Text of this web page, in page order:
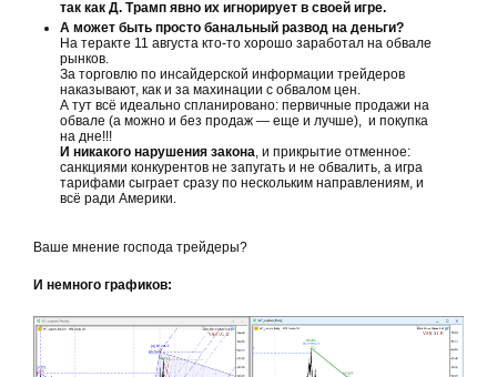
так как Д. Трамп явно их игнорирует в своей игре.
А может быть просто банальный развод на деньги?
На теракте 11 августа кто-то хорошо заработал на обвале
рынков.
За торговлю по инсайдерской информации трейдеров
наказывают, как и за махинации с обвалом цен.
А тут всё идеально спланировано: первичные продажи на
обвале (а можно и без продаж — еще и лучше), и покупка
на дне!!!
И никакого нарушения закона, и прикрытие отменное:
санкциями конкурентов не запугать и не обвалить, а игра
тарифами сыграет сразу по нескольким направлениям, и
всё ради Америки.
Ваше мнение господа трейдеры?
И немного графиков: